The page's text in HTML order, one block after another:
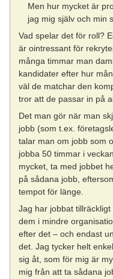
Men hur mycket är
jag mig själv och min
Vad spelar det för roll?
är ointressant för
många timmar man
kandidater efter hur
väl de matchar den
tror att de passar in på
Det man gör när man
jobb (som t.ex.
talar man om jobb som
jobba 50 timmar i
mycket, ta med jobbet
på sådana jobb,
tempot för länge.
Jag har jobbat
dem i mindre
efter det – och endast
det. Jag tycker helt
sig åt, som för mig är
mig från att ta sådana